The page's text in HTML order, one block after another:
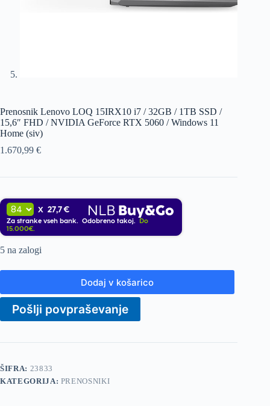
Prenosnik Lenovo LOQ 15IRX10 i7 / 32GB / 1TB SSD /
15,6″ FHD / NVIDIA GeForce RTX 5060 / Windows 11
Home (siv)
1.670,99 €
X 27,7 €
Za stranke vseh bank. Odobreno takoj.
Do
15.000€.
5 na zalogi
Dodaj v košarico
Pošlji povpraševanje
ŠIFRA: 23833
KATEGORIJA: PRENOSNIKI